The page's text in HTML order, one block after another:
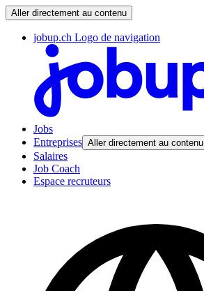
Aller directement au contenu
jobup.ch Logo de navigation
Jobs
Entreprises Aller directement au contenu
Salaires
Job Coach
Espace recruteurs